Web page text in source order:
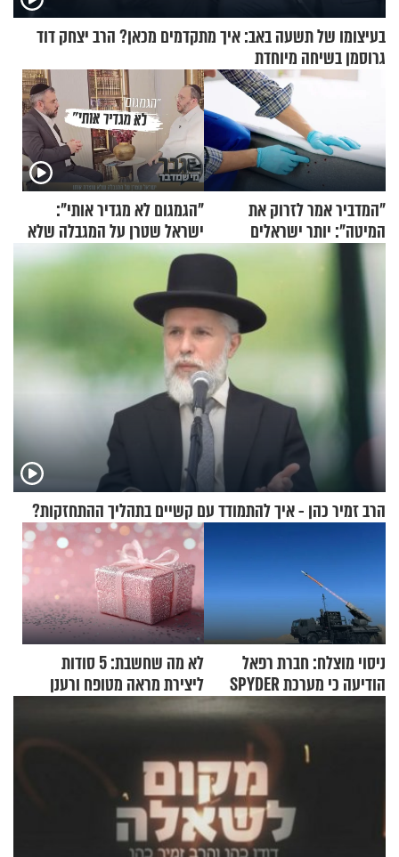
בעיצומו של תשעה באב: איך מתקדמים מכאן? הרב יצחק דוד
גרוסמן בשיחה מיוחדת
"המדביר אמר לזרוק את
המיטה": יותר ישראלים
מדווחים על מכת פשפשי
המיטה
"הגמגום לא מגדיר אותי":
ישראל שטרן על המגבלה שלא
עוצרת אותו
הרב זמיר כהן - איך להתמודד עם קשיים בתהליך ההתחזקות?
ניסוי מוצלח: חברת רפאל
הודיעה כי מערכת SPYDER
לא מה שחשבת: 5 סודות
ליצירת מראה מטופח ורענן